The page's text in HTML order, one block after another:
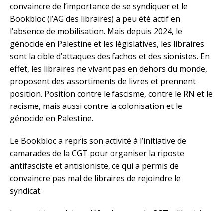
convaincre de l’importance de se syndiquer et le
Bookbloc (l’AG des libraires) a peu été actif en
l’absence de mobilisation. Mais depuis 2024, le
génocide en Palestine et les législatives, les libraires
sont la cible d’attaques des fachos et des sionistes. En
effet, les libraires ne vivant pas en dehors du monde,
proposent des assortiments de livres et prennent
position. Position contre le fascisme, contre le RN et le
racisme, mais aussi contre la colonisation et le
génocide en Palestine.
Le Bookbloc a repris son activité à l’initiative de
camarades de la CGT pour organiser la riposte
antifasciste et antisioniste, ce qui a permis de
convaincre pas mal de libraires de rejoindre le
syndicat.